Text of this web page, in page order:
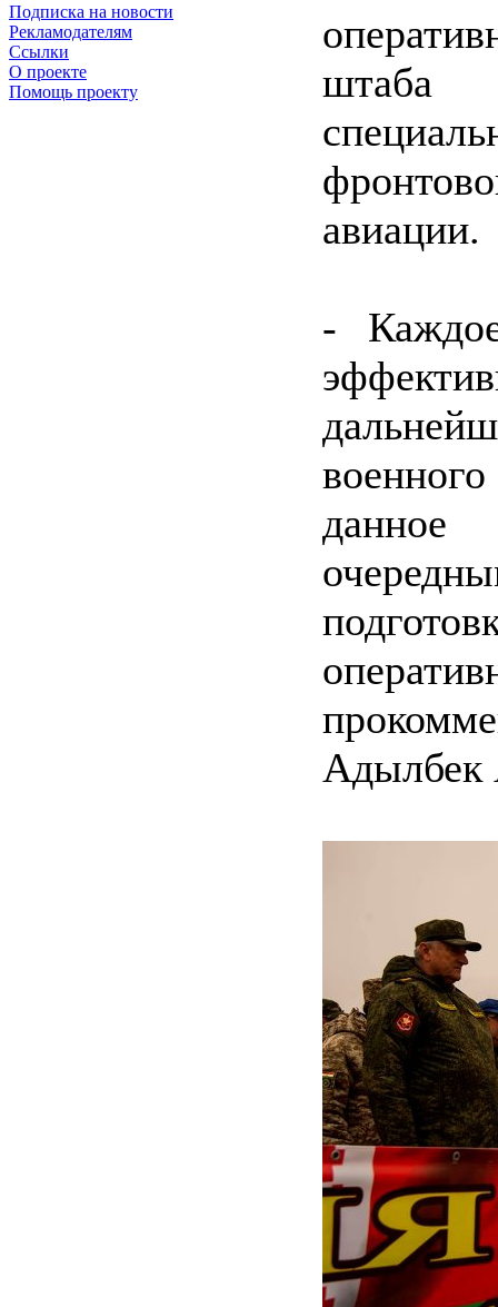
Подписка на новости
Рекламодателям
Ссылки
О проекте
Помощь проекту
штаба
авиации.
-
данное
Адылбек